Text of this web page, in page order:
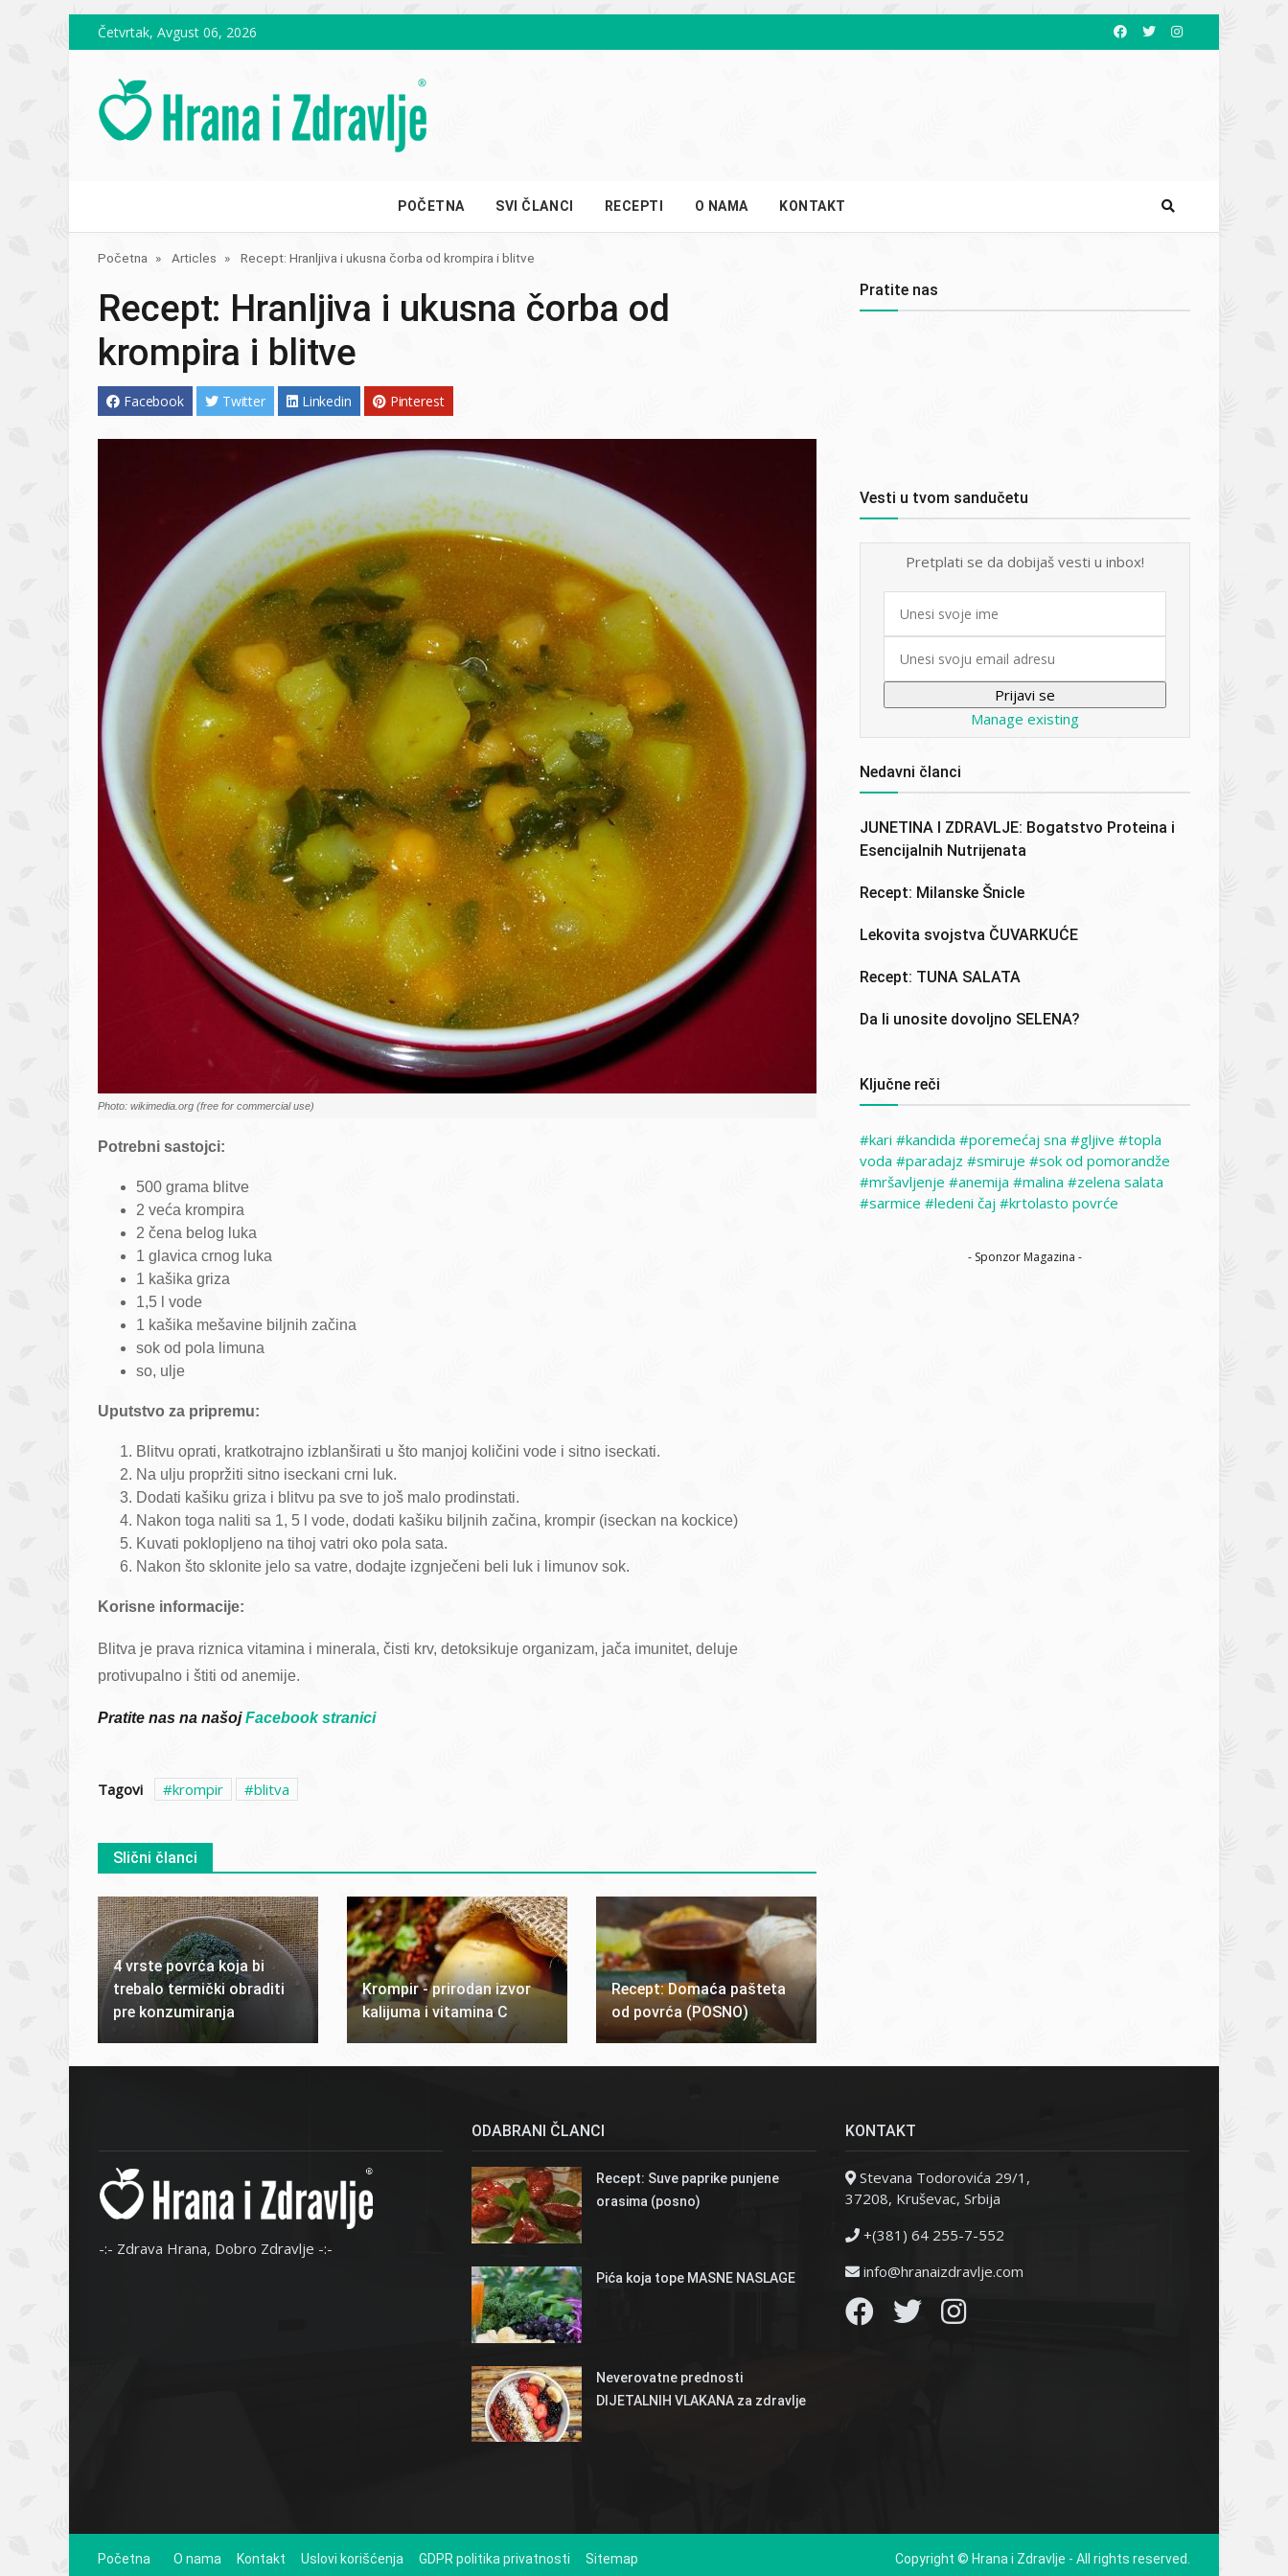
Skip to main contentČetvrtak, Avgust 06, 2026
POČETNA SVI ČLANCI RECEPTI O NAMA KONTAKT
Početna Articles Recept: Hranljiva i ukusna čorba od krompira i blitve
Recept: Hranljiva i ukusna čorba od
krompira i blitve
Facebook Twitter Linkedin Pinterest
Photo: wikimedia.org (free for commercial use)
Potrebni sastojci:
500 grama blitve
2 veća krompira
2 čena belog luka
1 glavica crnog luka
1 kašika griza
1,5 l vode
1 kašika mešavine biljnih začina
sok od pola limuna
so, ulje
Uputstvo za pripremu:
Blitvu oprati, kratkotrajno izblanširati u što manjoj količini vode i sitno iseckati.
Na ulju propržiti sitno iseckani crni luk.
Dodati kašiku griza i blitvu pa sve to još malo prodinstati.
Nakon toga naliti sa 1, 5 l vode, dodati kašiku biljnih začina, krompir (iseckan na kockice)
Kuvati poklopljeno na tihoj vatri oko pola sata.
Nakon što sklonite jelo sa vatre, dodajte izgnječeni beli luk i limunov sok.
Korisne informacije:
Blitva je prava riznica vitamina i minerala, čisti krv, detoksikuje organizam, jača imunitet, deluje
protivupalno i štiti od anemije.
Pratite nas na našojFacebook stranici
Tagovi krompir blitva
Slični članci
4 vrste povrća koja bi
trebalo termički obraditi
pre konzumiranja
Krompir - prirodan izvor
kalijuma i vitamina C
Recept: Domaća pašteta
od povrća (POSNO)
Pratite nas
Vesti u tvom sandučetu
Pretplati se da dobijaš vesti u inbox!
First
Manage existing
Nedavni članci
JUNETINA I ZDRAVLJE: Bogatstvo Proteina i
Esencijalnih Nutrijenata
Recept: Milanske Šnicle
Lekovita svojstva ČUVARKUĆE
Recept: TUNA SALATA
Da li unosite dovoljno SELENA?
Ključne reči
kari kandida poremećaj sna gljive
topla
voda
paradajz smiruje
sok od pomorandže
mršavljenje
anemija malina
zelena salata
sarmice
ledeni čaj krtolasto povrće
- Sponzor Magazina -
-:- Zdrava Hrana, Dobro Zdravlje -:-
ODABRANI ČLANCI
Recept: Suve paprike punjene
orasima (posno)
Pića koja tope MASNE NASLAGE
Neverovatne prednosti
DIJETALNIH VLAKANA za zdravlje
KONTAKT
Stevana Todorovića 29/1,
37208, Kruševac, Srbija
+(381) 64 255-7-552
info@hranaizdravlje.com
Početna O nama Kontakt Uslovi korišćenja GDPR politika privatnosti Sitemap Copyright © Hrana i Zdravlje - All rights reserved.